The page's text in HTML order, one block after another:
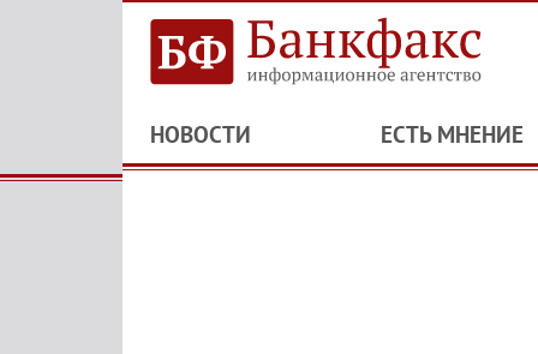
НОВОСТИ ЕСТЬ МНЕНИЕ